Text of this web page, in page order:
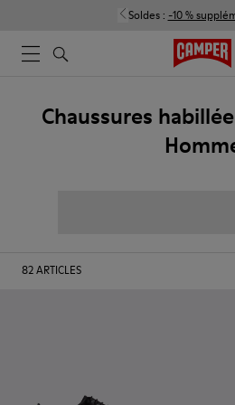
Soldes : -10 %
Chaussures
82ARTICLES